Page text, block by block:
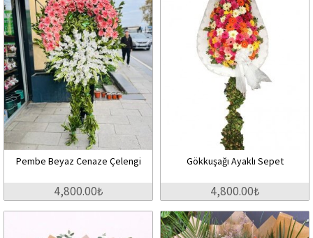
Pembe Beyaz Cenaze Çelengi
4,800.00₺
Gökkuşağı Ayaklı Sepet
4,800.00₺